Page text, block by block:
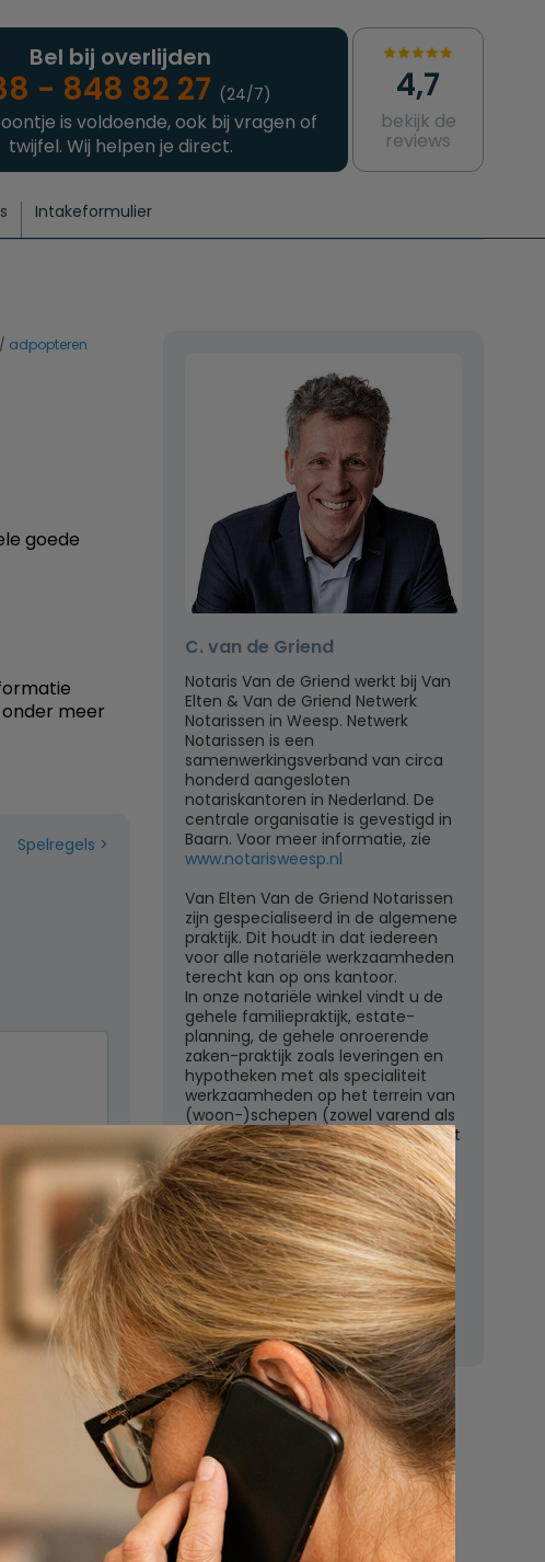
Bel bij overlijden
- 848 82 27 (24/7)
is voldoende, ook bij vragen of
twijfel. Wij helpen je direct.
4,7
bekijk de
reviews
Intakeformulier
adpopteren
goede
meer
Spelregels
C. van de Griend
Notaris Van de Griend werkt bij Van
Elten & Van de Griend Netwerk
Notarissen in Weesp. Netwerk
Notarissen is een
samenwerkingsverband van circa
honderd aangesloten
notariskantoren in Nederland. De
centrale organisatie is gevestigd in
Baarn. Voor meer informatie, zie
www.notarisweesp.nl
Van Elten Van de Griend Notarissen
zijn gespecialiseerd in de algemene
praktijk. Dit houdt in dat iedereen
voor alle notariële werkzaamheden
terecht kan op ons kantoor.
In onze notariële winkel vindt u de
gehele familiepraktijk, estate-
planning, de gehele onroerende
zaken-praktijk zoals leveringen en
hypotheken met als specialiteit
werkzaamheden op het terrein van
(woon-)schepen (zowel varend als
liggend) en het ondernemingsrecht
met een zeer uitgebreid
dienstenpakket.
Een orienterend gesprek op het
kantoor te Weesp is kosteloos en
vrijblijvend. Aarzelt u dan ook niet
om hiervan gebruik te maken.
Nu
een uitvaart
regelen